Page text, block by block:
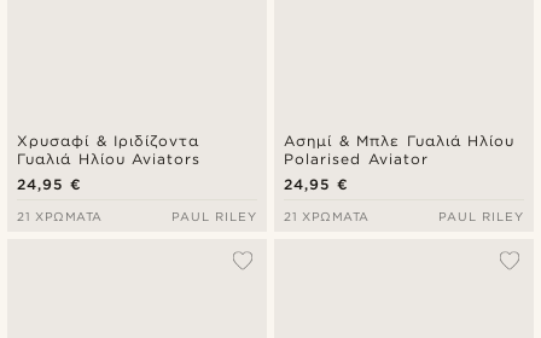
Χρυσαφί & Ιριδίζοντα
Γυαλιά Ηλίου Aviators
24,95 €
21 ΧΡΏΜΑΤΑ PAUL RILEY
Ασημί & Μπλε Γυαλιά Ηλίου
Polarised Aviator
24,95 €
21 ΧΡΏΜΑΤΑ PAUL RILEY